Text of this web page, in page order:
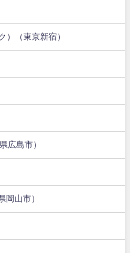
）（東京新宿）
広島市）
岡山市）